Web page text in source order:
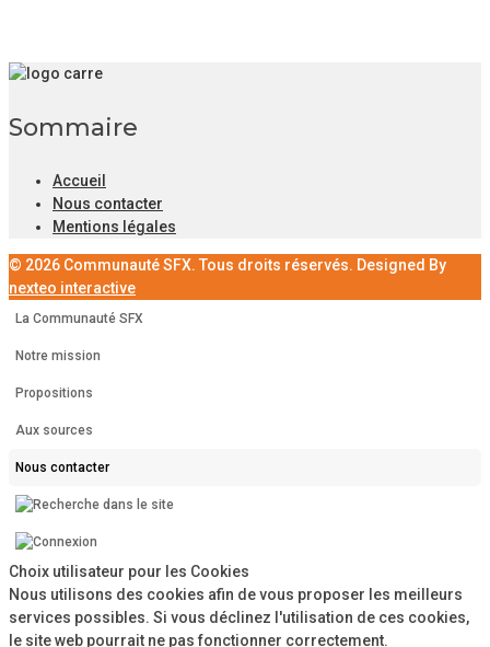
Sommaire
Accueil
Nous contacter
Mentions légales
© 2026 Communauté SFX. Tous droits réservés. Designed By
nexteo interactive
La Communauté SFX
Notre mission
Propositions
Aux sources
Nous contacter
Choix utilisateur pour les Cookies
Nous utilisons des cookies afin de vous proposer les meilleurs
services possibles. Si vous déclinez l'utilisation de ces cookies,
le site web pourrait ne pas fonctionner correctement.